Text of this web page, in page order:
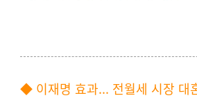
◆ 이재명 효과... 전월세 시장 대